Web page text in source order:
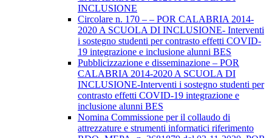
INCLUSIONE
Circolare n. 170 – – POR CALABRIA 2014-
2020 A SCUOLA DI INCLUSIONE- Interventi
i sostegno studenti per contrasto effetti COVID-
19 integrazione e inclusione alunni BES
Pubblicizzazione e disseminazione – POR
CALABRIA 2014-2020 A SCUOLA DI
INCLUSIONE-Interventi i sostegno studenti per
contrasto effetti COVID-19 integrazione e
inclusione alunni BES
Nomina Commissione per il collaudo di
attrezzature e strumenti informatici riferimento